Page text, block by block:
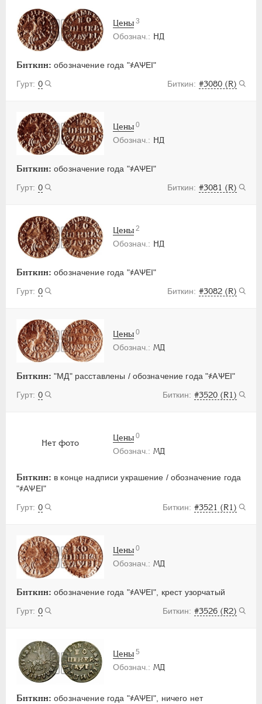
НД
Биткин: обозначение года "҂АѰЕI"
0
#3080 (R)
Цены 3
НД
Биткин: обозначение года "҂АѰЕI"
0
#3081 (R)
Цены 0
НД
Биткин: обозначение года "҂АѰЕI"
0
#3082 (R)
Цены 2
МД
Биткин: "МД" расставлены / обозначение года "҂АѰЕI"
0
#3520 (R1)
Цены 0
Нет фото
МД
Биткин: в конце надписи украшение / обозначение года
"҂АѰЕI"
0
#3521 (R1)
Цены 0
МД
Биткин: обозначение года "҂АѰЕI", крест узорчатый
0
#3526 (R2)
Цены 0
МД
Биткин: обозначение года "҂АѰЕI", ничего нет
Цены 5